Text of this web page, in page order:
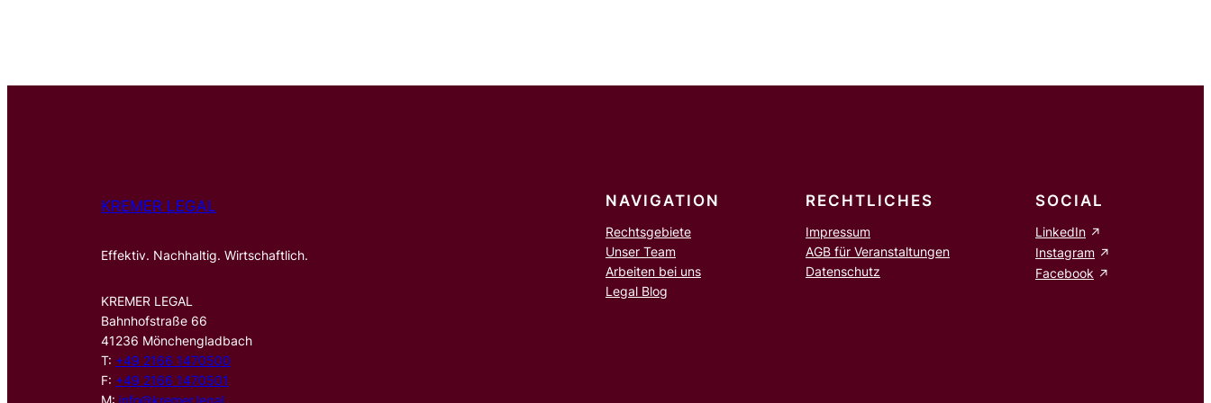
KREMER LEGAL
Effektiv. Nachhaltig. Wirtschaftlich.
KREMER LEGAL
Bahnhofstraße 66
41236 Mönchengladbach
T: +49 2166 1470500
F: +49 2166 1470501
M: info@kremer.legal
NAVIGATION
Rechtsgebiete
Unser Team
Arbeiten bei uns
Legal Blog
RECHTLICHES
Impressum
AGB für Veranstaltungen
Datenschutz
SOCIAL
LinkedIn
Instagram
Facebook